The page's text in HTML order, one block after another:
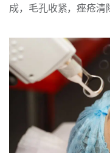
成，毛孔收紧，痤疮清